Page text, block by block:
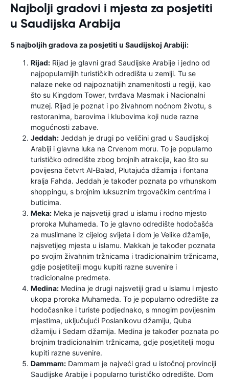
Najbolji gradovi i mjesta za posjetiti
u Saudijska Arabija
5 najboljih gradova za posjetiti u Saudijskoj Arabiji:
Rijad: Rijad je glavni grad Saudijske Arabije i jedno od
najpopularnijih turističkih odredišta u zemlji. Tu se
nalaze neke od najpoznatijih znamenitosti u regiji, kao
što su Kingdom Tower, tvrđava Masmak i Nacionalni
muzej. Rijad je poznat i po živahnom noćnom životu, s
restoranima, barovima i klubovima koji nude razne
mogućnosti zabave.
Jeddah: Jeddah je drugi po veličini grad u Saudijskoj
Arabiji i glavna luka na Crvenom moru. To je popularno
turističko odredište zbog brojnih atrakcija, kao što su
povijesna četvrt Al-Balad, Plutajuća džamija i fontana
kralja Fahda. Jeddah je također poznata po vrhunskom
shoppingu, s brojnim luksuznim trgovačkim centrima i
buticima.
Meka: Meka je najsvetiji grad u islamu i rodno mjesto
proroka Muhameda. To je glavno odredište hodočašća
za muslimane iz cijelog svijeta i dom je Velike džamije,
najsvetijeg mjesta u islamu. Makkah je također poznata
po svojim živahnim tržnicama i tradicionalnim tržnicama,
gdje posjetitelji mogu kupiti razne suvenire i
tradicionalne predmete.
Medina: Medina je drugi najsvetiji grad u islamu i mjesto
ukopa proroka Muhameda. To je popularno odredište za
hodočasnike i turiste podjednako, s mnogim povijesnim
mjestima, uključujući Poslanikovu džamiju, Quba
džamiju i Sedam džamija. Medina je također poznata po
brojnim tradicionalnim tržnicama, gdje posjetitelji mogu
kupiti razne suvenire.
Dammam: Dammam je najveći grad u istočnoj provinciji
Saudijske Arabije i popularno turističko odredište. Dom